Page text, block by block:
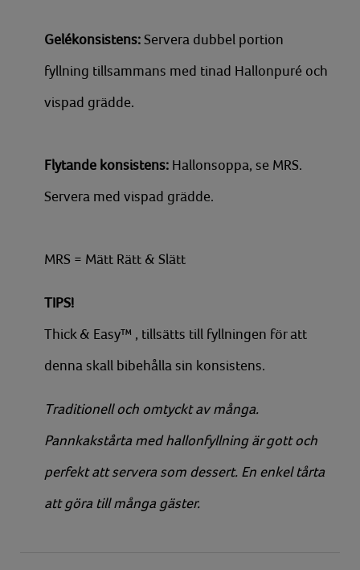
Gelékonsistens: Servera dubbel portion
fyllning tillsammans med tinad Hallonpuré och
vispad grädde.
Flytande konsistens: Hallonsoppa, se MRS.
Servera med vispad grädde.
MRS = Mätt Rätt & Slätt
TIPS!
Thick & Easy™ , tillsätts till fyllningen för att
denna skall bibehålla sin konsistens.
Traditionell och omtyckt av många.
Pannkakstårta med hallonfyllning är gott och
perfekt att servera som dessert. En enkel tårta
att göra till många gäster.